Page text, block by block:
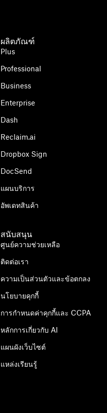
ผลิตภัณฑ์
Plus
Professional
Business
Enterprise
Dash
Reclaim.ai
Dropbox Sign
DocSend
แผนบริการ
อัพเดทสินค้า
สนับสนุน
ศูนย์ความช่วยเหลือ
ติดต่อเรา
ความเป็นส่วนตัวและข้อตกลง
นโยบายคุกกี้
การกำหนดค่าคุกกี้และ CCPA
หลักการเกี่ยวกับ AI
แผนผังเว็บไซต์
แหล่งเรียนรู้